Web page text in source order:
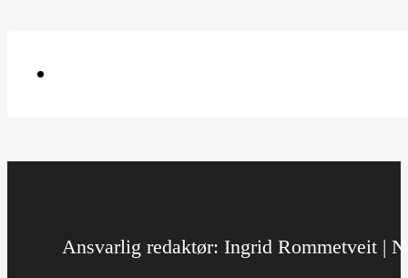
Ansvarlig redaktør: Ingrid Rommetveit |